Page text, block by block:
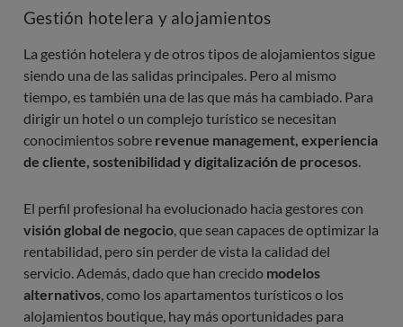
Gestión hotelera y alojamientos
La gestión hotelera y de otros tipos de alojamientos sigue
siendo una de las salidas principales. Pero al mismo
tiempo, es también una de las que más ha cambiado. Para
dirigir un hotel o un complejo turístico se necesitan
conocimientos sobre revenue management, experiencia
de cliente, sostenibilidad y digitalización de procesos
El perfil profesional ha evolucionado hacia gestores con
visión global de negocio , que sean capaces de optimizar la
rentabilidad, pero sin perder de vista la calidad del
servicio. Además, dado que han crecido modelos
alternativos , como los apartamentos turísticos o los
alojamientos boutique, hay más oportunidades para